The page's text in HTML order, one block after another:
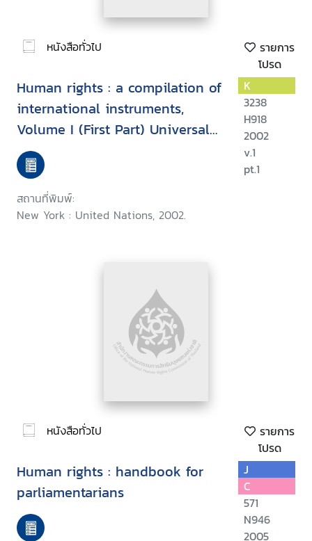
หนังสือทั่วไป
รายการ
โปรด
Human rights : a compilation of
international instruments,
Volume I (First Part) Universal
instruments
สถานที่พิมพ์:
New York : United Nations, 2002.
K
3238
H918
2002
v.1
pt.1
หนังสือทั่วไป
รายการ
โปรด
Human rights : handbook for
parliamentarians
J
C
571
N946
2005